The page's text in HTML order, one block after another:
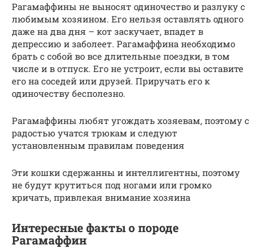
Рагамаффины не выносят одиночество и разлуку с
любимым хозяином. Его нельзя оставлять одного
даже на два дня – кот заскучает, впадет в
депрессию и заболеет. Рагамаффина необходимо
брать с собой во все длительные поездки, в том
числе и в отпуск. Его не устроит, если вы оставите
его на соседей или друзей. Приручать его к
одиночеству бесполезно.
Рагамаффины любят угождать хозяевам, поэтому с
радостью учатся трюкам и следуют
установленным правилам поведения
Эти кошки сдержанны и интеллигентны, поэтому
не будут крутиться под ногами или громко
кричать, привлекая внимание хозяина
Интересные факты о породе
Рагамаффин